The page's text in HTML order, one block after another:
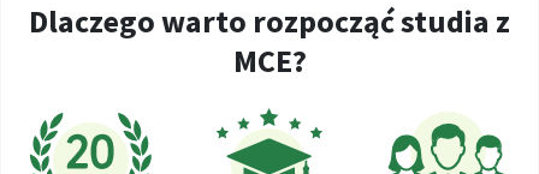
Dlaczego warto rozpocząć studia z
MCE?